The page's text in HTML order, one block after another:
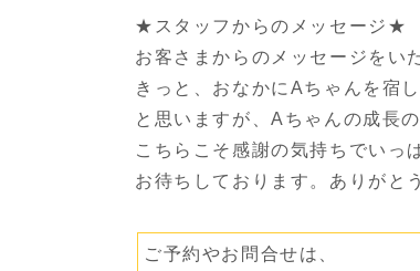
★スタッフからのメッセージ★
お客さまからのメッセージをい
きっと、おなかにAちゃんを宿
と思いますが、Aちゃんの成長
こちらこそ感謝の気持ちでいっ
お待ちしております。ありがと
ご予約やお問合せは、